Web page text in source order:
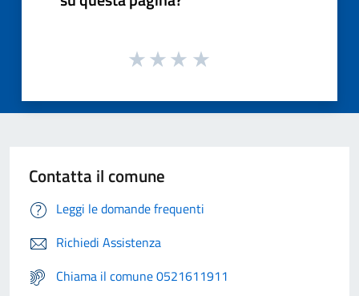
Contatta il comune
Leggi le domande frequenti
Richiedi Assistenza
Chiama il comune 0521611911